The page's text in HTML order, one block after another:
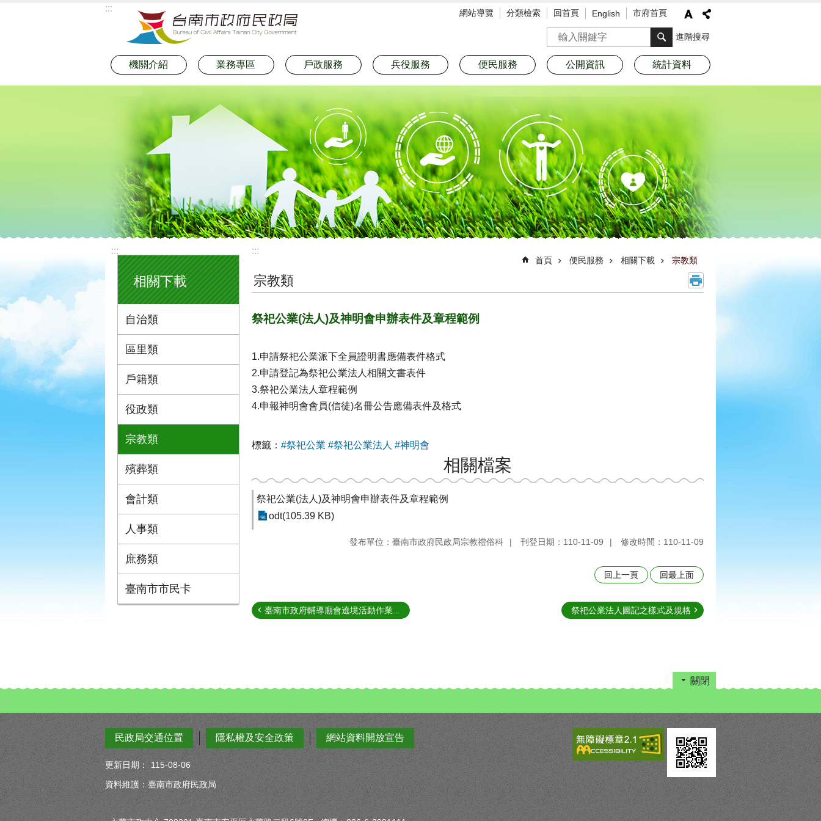
::: 網站導覽 分類檢索 回首頁 English 市府首頁
搜尋 進階搜尋
機關介紹 業務專區 戶政服務 兵役服務 便民服務 公開資訊 統計資料
:::
相關下載
自治類
區里類
戶籍類
役政類
宗教類
殯葬類
會計類
人事類
庶務類
臺南市市民卡
:::
首頁 便民服務 相關下載 宗教類
宗教類
祭祀公業(法人)及神明會申辦表件及章程範例
1.申請祭祀公業派下全員證明書應備表件格式
2.申請登記為祭祀公業法人相關文書表件
3.祭祀公業法人章程範例
4.申報神明會會員(信徒)名冊公告應備表件及格式
標籤： #祭祀公業 #祭祀公業法人 #神明會
相關檔案
祭祀公業(法人)及神明會申辦表件及章程範例
odt(105.39 KB)
發布單位：臺南市政府民政局宗教禮俗科 刊登日期：110-11-09 修改時間：110-11-09
回上一頁 回最上面
臺南市政府輔導廟會遶境活動作業... 祭祀公業法人圖記之樣式及規格
關閉
:::
民政局交通位置 隱私權及安全政策 網站資料開放宣告
更新日期：
115-08-06
資料維護：臺南市政府民政局